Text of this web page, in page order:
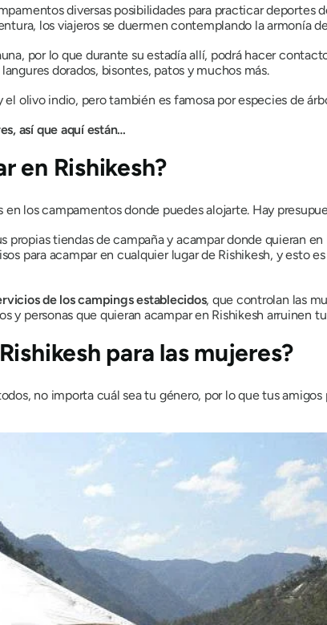
diversas posibilidades para practicar deportes
los viajeros se duermen contemplando la armonía
por lo que durante su estadía allí, podrá hacer
dorados, bisontes, patos y muchos más.
olivo indio, pero también es famosa por especies de
así que aquí están…
en Rishikesh?
los campamentos donde puedes alojarte. Hay
propias tiendas de campaña y acampar donde quieran
para acampar en cualquier lugar de Rishikesh, y esto
de los campings establecidos, que controlan las
y personas que quieran acampar en Rishikesh arruinen
para las mujeres?
no importa cuál sea tu género, por lo que tus